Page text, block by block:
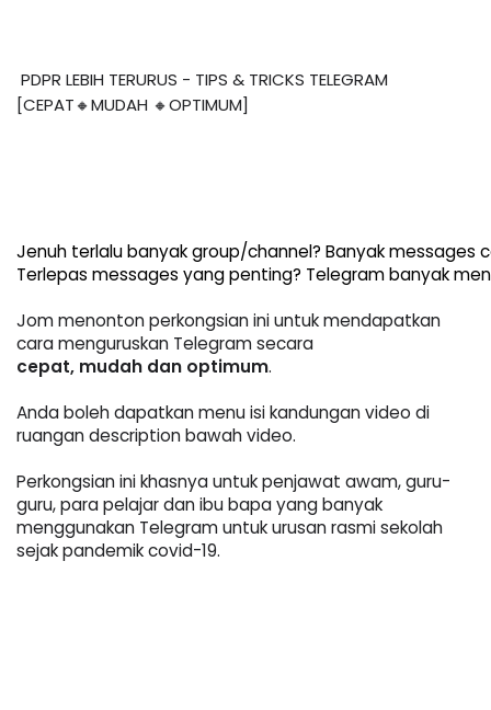
PDPR LEBIH TERURUS - TIPS & TRICKS TELEGRAM
[CEPAT🔸MUDAH 🔸OPTIMUM]
Jenuh terlalu banyak group/channel? Banyak messages
Terlepas messages yang penting? Telegram banyak
Jom menonton perkongsian ini untuk mendapatkan
cara menguruskan Telegram secara
cepat, mudah dan optimum.
Anda boleh dapatkan menu isi kandungan video di
ruangan description bawah video.
Perkongsian ini khasnya untuk penjawat awam, guru-
guru, para pelajar dan ibu bapa yang banyak
menggunakan Telegram untuk urusan rasmi sekolah
sejak pandemik covid-19.